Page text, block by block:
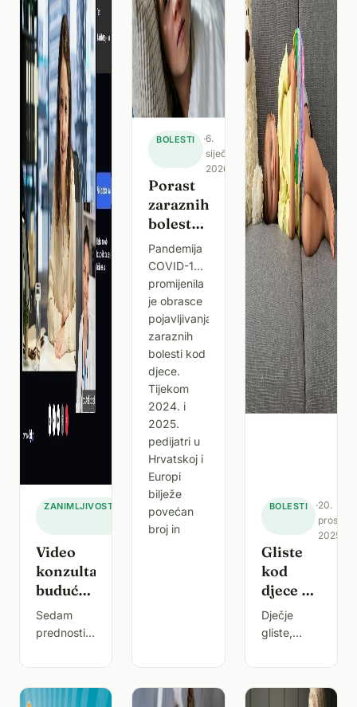
prolaznoj
tegobi koja
ne
ZANIMLJIVOSTI
siječnja
2026.
Video
konzultacije
budućnost
zdravstva
Sedam
prednosti
online
konzultacija
BOLESTI ·6.
siječnja
2026.
Porast
zaraznih
bolesti
kod
djece
nakon
pandemije
– što
roditelji
trebaju
znati
2025
Pandemija
COVID-19
promijenila
je obrasce
pojavljivanja
zaraznih
bolesti kod
djece.
Tijekom
2024. i
2025.
pedijatri u
Hrvatskoj i
Europi
bilježe
povećan
broj in
BOLESTI ·20.
prosinca
2025.
Gliste
kod
djece –
simptomi,
liječenje
se
riješiti
Dječje
gliste,
kao crijevni
paraziti ili
enterobijaza,